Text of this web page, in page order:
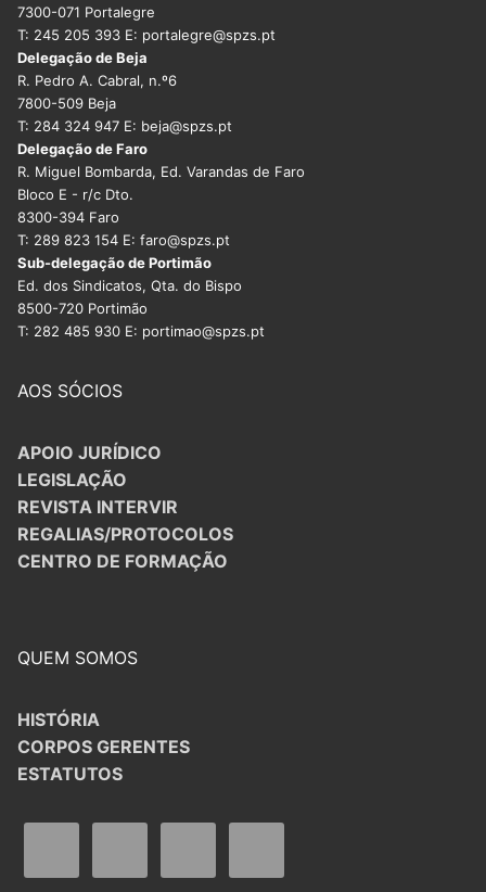
7300-071 Portalegre
T: 245 205 393 E: portalegre@spzs.pt
Delegação de Beja
R. Pedro A. Cabral, n.º6
7800-509 Beja
T: 284 324 947 E: beja@spzs.pt
Delegação de Faro
R. Miguel Bombarda, Ed. Varandas de Faro
Bloco E - r/c Dto.
8300-394 Faro
T: 289 823 154 E: faro@spzs.pt
Sub-delegação de Portimão
Ed. dos Sindicatos, Qta. do Bispo
8500-720 Portimão
T: 282 485 930 E: portimao@spzs.pt
AOS SÓCIOS
APOIO JURÍDICO
LEGISLAÇÃO
REVISTA INTERVIR
REGALIAS/PROTOCOLOS
CENTRO DE FORMAÇÃO
QUEM SOMOS
HISTÓRIA
CORPOS GERENTES
ESTATUTOS